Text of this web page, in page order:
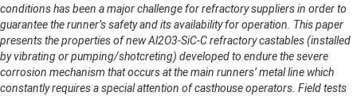
conditions has been a major challenge for refractory suppliers in order to
guarantee the runner’s safety and its availability for operation. This paper
presents the properties of new Al2O3-SiC-C refractory castables (installed
by vibrating or pumping/shotcreting) developed to endure the severe
corrosion mechanism that occurs at the main runners’ metal line which
constantly requires a special attention of casthouse operators. Field tests